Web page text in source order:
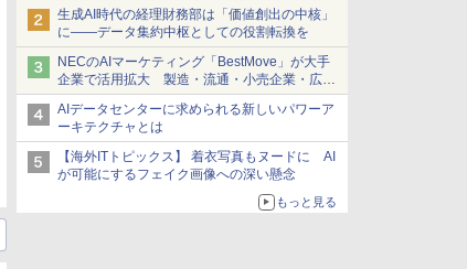
生成AI時代の経理財務部は「価値創出の中核」
に――データ集約中枢としての役割転換を
NECのAIマーケティング「BestMove」が大手
企業で活用拡大 製造・流通・小売企業・広告
代理店などが実装フェーズへ
AIデータセンターに求められる新しいパワーア
ーキテクチャとは
【海外ITトピックス】 着衣写真もヌードに AI
が可能にするフェイク画像への深い懸念
もっと見る